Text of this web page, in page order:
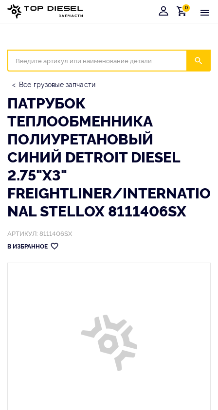
Корзина
0
Все грузовые запчасти
ПАТРУБОК
ТЕПЛООБМЕННИКА
ПОЛИУРЕТАНОВЫЙ
СИНИЙ DETROIT DIESEL
2.75"X3"
FREIGHTLINER/INTERNATIO
NAL STELLOX 8111406SX
АРТИКУЛ: 8111406SX
В ИЗБРАННОЕ